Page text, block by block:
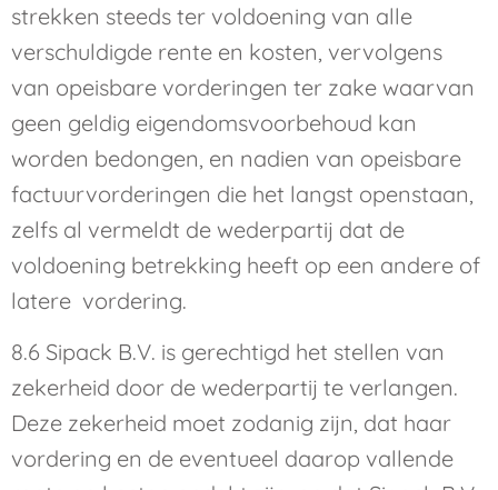
strekken steeds ter voldoening van alle
verschuldigde rente en kosten, vervolgens
van opeisbare vorderingen ter zake waarvan
geen geldig eigendomsvoorbehoud kan
worden bedongen, en nadien van opeisbare
factuurvorderingen die het langst openstaan,
zelfs al vermeldt de wederpartij dat de
voldoening betrekking heeft op een andere of
latere vordering.
8.6 Sipack B.V. is gerechtigd het stellen van
zekerheid door de wederpartij te verlangen.
Deze zekerheid moet zodanig zijn, dat haar
vordering en de eventueel daarop vallende